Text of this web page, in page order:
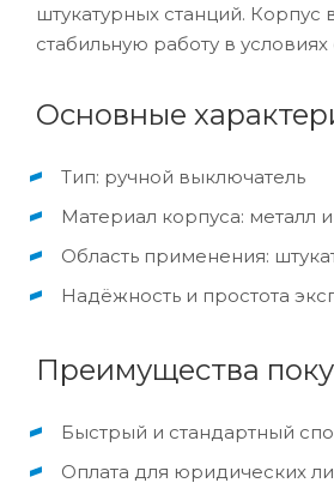
штукатурных станций. Корпус
стабильную работу в
Основные
Тип: ручной выключатель
Материал корпуса: металл
Область применения:
Надёжность и простота
Преимущества
Быстрый и стандартный
Оплата для юридических